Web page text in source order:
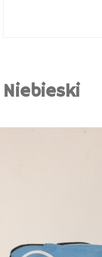
Niebieski